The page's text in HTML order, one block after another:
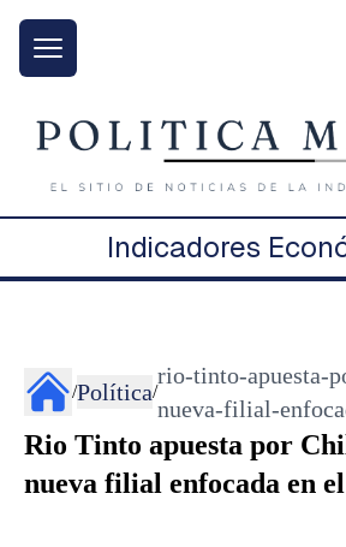
Indicadores
/Política/
rio-tinto-apuesta-
nueva-filial-
Rio Tinto apuesta por
nueva filial enfocada en